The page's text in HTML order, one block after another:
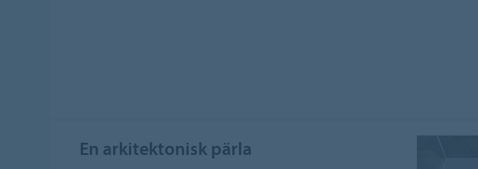
En arkitektonisk pärla